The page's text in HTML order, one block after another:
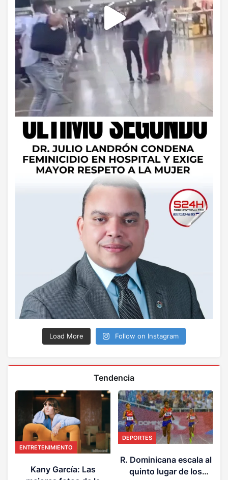
Load More Follow on Instagram
Tendencia
ENTRETENIMIENTO
Kany García: Las
DEPORTES
R. Dominicana escala al
quinto lugar de los